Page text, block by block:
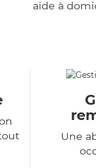
aide à
Une